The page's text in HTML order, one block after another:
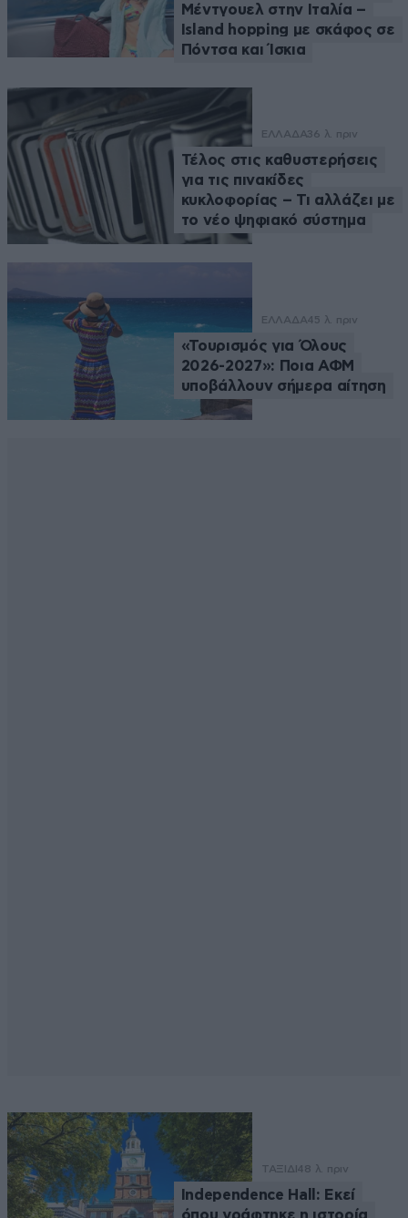
Μέντγουελ στην Ιταλία –
Island hopping με σκάφος σε
Πόντσα και Ίσκια
ΕΛΛΑΔΑ36 λ. πριν
Τέλος στις καθυστερήσεις
για τις πινακίδες
κυκλοφορίας – Τι αλλάζει με
το νέο ψηφιακό σύστημα
ΕΛΛΑΔΑ45 λ. πριν
«Τουρισμός για Όλους
2026-2027»: Ποια ΑΦΜ
υποβάλλουν σήμερα αίτηση
ΤΑΞΙΔΙ48 λ. πριν
Independence Hall: Εκεί